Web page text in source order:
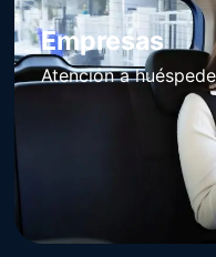
Empresas
Atención a